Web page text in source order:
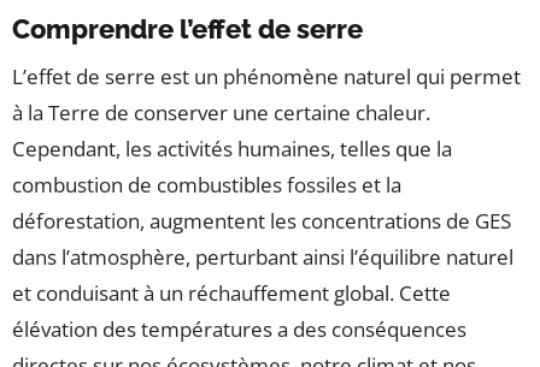
Comprendre l’effet de serre
L’effet de serre est un phénomène naturel qui permet
à la Terre de conserver une certaine chaleur.
Cependant, les activités humaines, telles que la
combustion de combustibles fossiles et la
déforestation, augmentent les concentrations de GES
dans l’atmosphère, perturbant ainsi l’équilibre naturel
et conduisant à un réchauffement global. Cette
élévation des températures a des conséquences